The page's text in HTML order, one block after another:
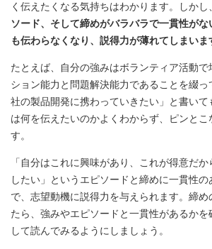
く伝えたくなる気持ちはわかります。しかし、
ソード、そして締めがバラバラで一貫性がな
も伝わらなくなり、説得力が薄れてしまいま
たとえば、自分の強みはボランティア活動で
ション能力と問題解決能力であることを綴っ
社の製品開発に携わっていきたい」と書いて
は何を伝えたいのかよくわからず、ピンとこ
す。
「自分はこれに興味があり、これが得意だ
したい」というエピソードと締めに一貫性の
で、志望動機に説得力を与えられます。締め
たら、強みやエピソードと一貫性があるかを
して読んでみるようにしましょう。